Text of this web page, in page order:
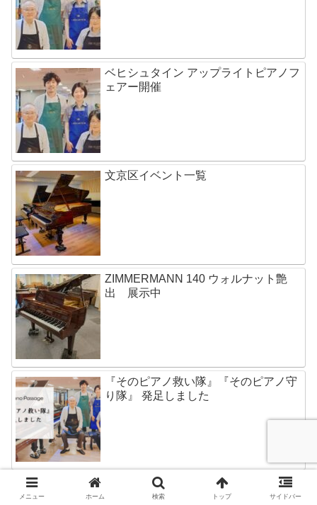
ベヒシュタイン アップライトピアノフ
ェアー開催
文京区イベント一覧
ZIMMERMANN 140 ウォルナット艶
出 展示中
『そのピアノ救い隊』『そのピアノ守
り隊』 発足しました
MAY-Berlin 150
メニュー ホーム 検索 トップ サイドバー